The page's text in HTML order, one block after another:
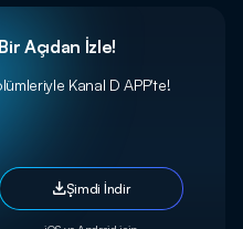
Açıdan İzle!
Kanal D APP'te!
Şimdi İndir